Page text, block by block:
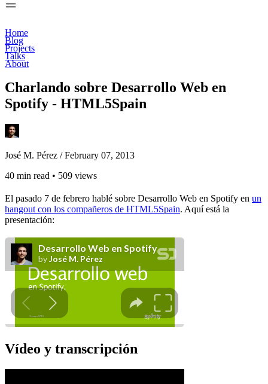
Home
Blog
Projects
Talks
About
Charlando sobre Desarrollo Web en
Spotify - HTML5Spain
José M. Pérez /February 07, 2013
40 min read • 509 views
El pasado 7 de febrero hablé sobre Desarrollo Web en Spotify en un
hangout con los compañeros de HTML5Spain. Aquí está la
presentación:
Vídeo y transcripción